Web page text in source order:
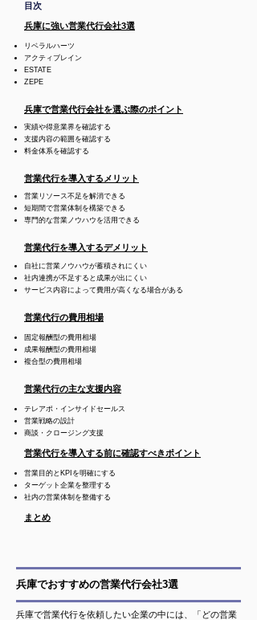
目次
兵庫に強い営業代行会社3選
リベラルハーツ
アクティブレイン
ESTATE
ZEPE
兵庫で営業代行会社を選ぶ際のポイント
実績や得意業界を確認する
支援内容の範囲を確認する
料金体系を確認する
営業代行を導入するメリット
営業リソース不足を解消できる
短期間で営業体制を構築できる
専門的な営業ノウハウを活用できる
営業代行を導入するデメリット
自社に営業ノウハウが蓄積されにくい
社内連携が不足すると成果が出にくい
サービス内容によって費用が高くなる場合がある
営業代行の費用相場
固定報酬型の費用相場
成果報酬型の費用相場
複合型の費用相場
営業代行の主な支援内容
テレアポ・インサイドセールス
営業戦略の設計
商談・クロージング支援
営業代行を導入する前に確認すべきポイント
営業目的とKPIを明確にする
ターゲット企業を整理する
社内の営業体制を整備する
まとめ
兵庫でおすすめの営業代行会社3選
兵庫で営業代行を依頼したい企業の中には、「どの営業